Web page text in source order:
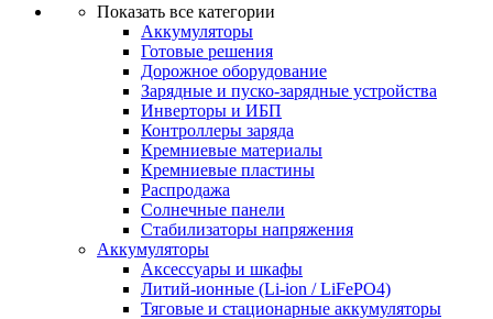
Показать все категории
Аккумуляторы
Готовые решения
Дорожное оборудование
Зарядные и пуско-зарядные устройства
Инверторы и ИБП
Контроллеры заряда
Кремниевые материалы
Кремниевые пластины
Распродажа
Солнечные панели
Стабилизаторы напряжения
Аккумуляторы
Аксессуары и шкафы
Литий-ионные (Li-ion / LiFePO4)
Тяговые и стационарные аккумуляторы